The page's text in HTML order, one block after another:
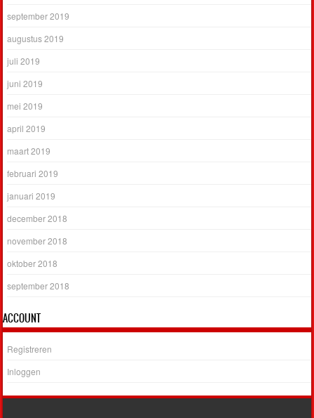
september 2019
augustus 2019
juli 2019
juni 2019
mei 2019
april 2019
maart 2019
februari 2019
januari 2019
december 2018
november 2018
oktober 2018
september 2018
ACCOUNT
Registreren
Inloggen